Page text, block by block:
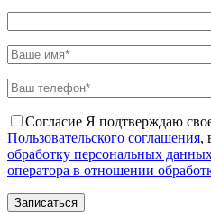
Согласие Я подтверждаю
Пользовательского соглашения,
обработку персональных
оператора в отношении